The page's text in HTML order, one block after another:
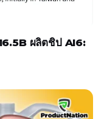
ผลิตชิป AI6: